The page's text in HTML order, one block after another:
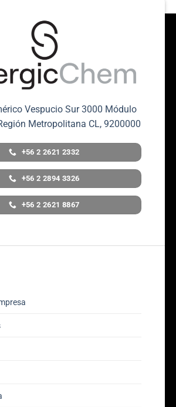
Vespucio Sur 3000 Módulo
Metropolitana CL, 9200000
+56 2 2621 2332
+56 2 2894 3326
+56 2 2621 8867